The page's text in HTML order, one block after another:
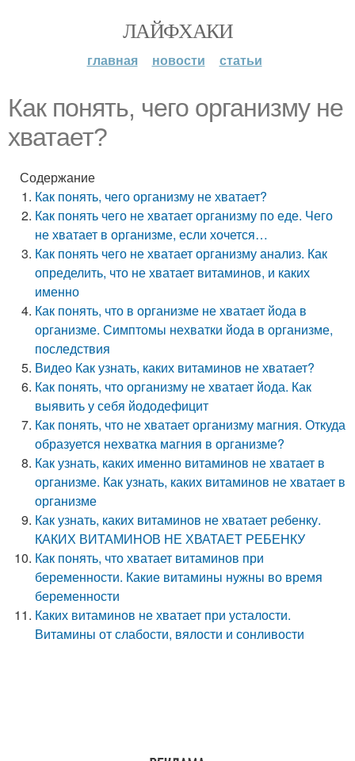
ЛАЙФХАКИ
главная новости статьи
Как понять, чего организму не
хватает?
Содержание
Как понять, чего организму не хватает?
Как понять чего не хватает организму по еде. Чего
не хватает в организме, если хочется…
Как понять чего не хватает организму анализ. Как
определить, что не хватает витаминов, и каких
именно
Как понять, что в организме не хватает йода в
организме. Симптомы нехватки йода в организме,
последствия
Видео Как узнать, каких витаминов не хватает?
Как понять, что организму не хватает йода. Как
выявить у себя йододефицит
Как понять, что не хватает организму магния. Откуда
образуется нехватка магния в организме?
Как узнать, каких именно витаминов не хватает в
организме. Как узнать, каких витаминов не хватает в
организме
Как узнать, каких витаминов не хватает ребенку.
КАКИХ ВИТАМИНОВ НЕ ХВАТАЕТ РЕБЕНКУ
Как понять, что хватает витаминов при
беременности. Какие витамины нужны во время
беременности
Каких витаминов не хватает при усталости.
Витамины от слабости, вялости и сонливости